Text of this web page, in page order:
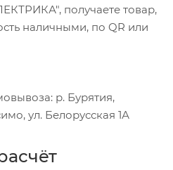
получаете товар,
наличными, по QR или
р. Бурятия,
ул. Белорусская 1А